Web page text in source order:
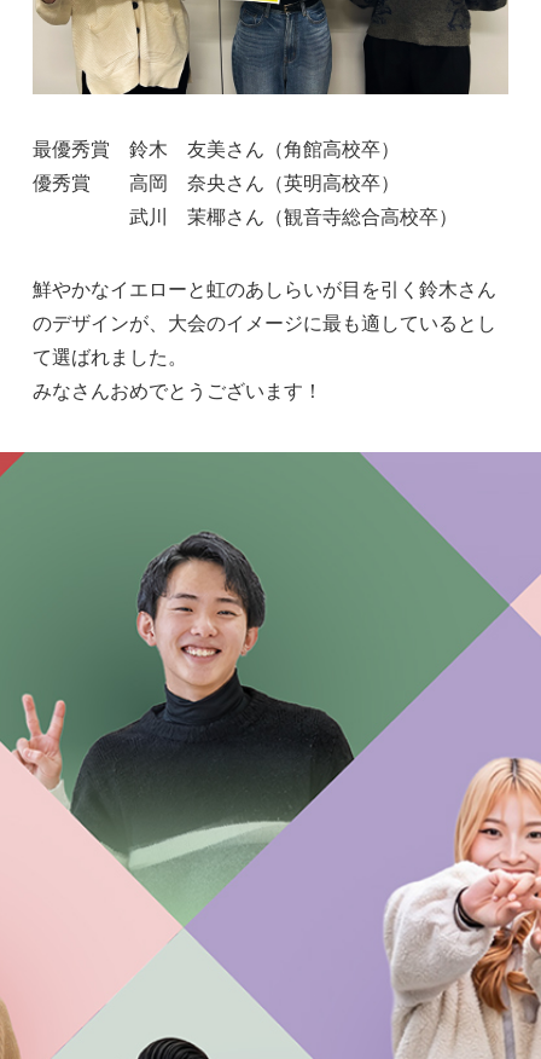
最優秀賞 鈴木 友美さん（角館高校卒）
優秀賞 高岡 奈央さん（英明高校卒）
武川 茉椰さん（観音寺総合高校卒）
鮮やかなイエローと虹のあしらいが目を引く鈴木さん
のデザインが、大会のイメージに最も適しているとし
て選ばれました。
みなさんおめでとうございます！